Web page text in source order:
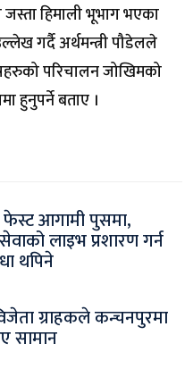
हिमाली भूभाग भएका
गर्दै अर्थमन्त्री पौडेलले
परिचालन जोखिमको
हुनुपर्ने बताए ।
फेस्ट आगामी पुसमा,
लाइभ प्रशारण गर्न
थपिने
ग्राहकले कन्चनपुरमा
सामान